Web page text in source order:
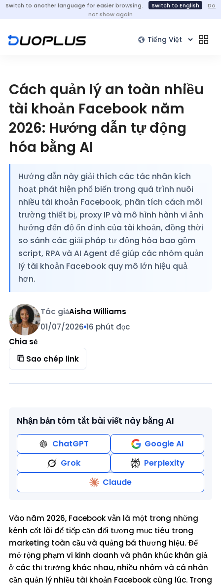
Switch to another language for easier browsing. Switch to English
Do
not show again
Cách quản lý an toàn nhiều
tài khoản Facebook năm
2026: Hướng dẫn tự động
hóa bằng AI
Hướng dẫn này giải thích các tác nhân kích
hoạt phát hiện phổ biến trong quá trình nuôi
nhiều tài khoản Facebook, phân tích cách môi
trường thiết bị, proxy IP và mô hình hành vi ảnh
hưởng đến độ ổn định của tài khoản, đồng thời
so sánh các giải pháp tự động hóa bao gồm
script, RPA và AI Agent để giúp các nhóm quản
lý tài khoản Facebook quy mô lớn hiệu quả
hơn.
Tác giảAisha Williams
01/07/2026 16 phút đọc
Chia sẻ
Sao chép link
Nhận bản tóm tắt bài viết này bằng AI
ChatGPT
Google AI
Grok
Perplexity
Claude
Vào năm 2026, Facebook vẫn là một trong những
kênh cốt lõi để tiếp cận đối tượng mục tiêu trong
marketing toàn cầu và quảng bá thương hiệu. Để
mở rộng phạm vi kinh doanh và phân khúc khán giả
ở các thị trường khác nhau, nhiều nhóm và cá nhân
cần quản lý nhiều tài khoản Facebook cùng lúc. Trong